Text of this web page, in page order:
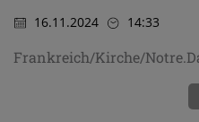
16.11.2024 14:33
Frankreich/Kirche/